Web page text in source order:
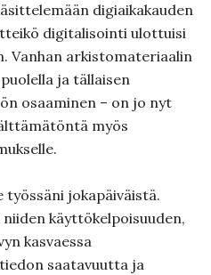
digiaikakauden
digitalisointi ulottuisi
Vanhan arkistomateriaalin
ja tällaisen
osaaminen – on jo nyt
myös
työssäni jokapäiväistä.
käyttökelpoisuuden,
kasvaessa
saatavuutta ja